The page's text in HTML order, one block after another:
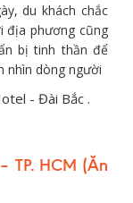
du khách chắc
địa phương cũng
bị tinh thần để
nhìn dòng người
- Đài Bắc .
TP. HCM (Ăn